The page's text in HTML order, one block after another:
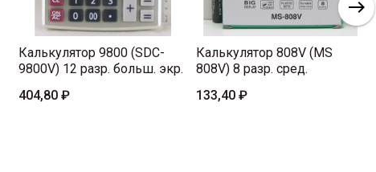
Калькулятор 9800 (SDC-
9800V) 12 разр. больш. экр.
404,80 ₽
Калькулятор 808V (MS
808V) 8 разр. сред.
133,40 ₽